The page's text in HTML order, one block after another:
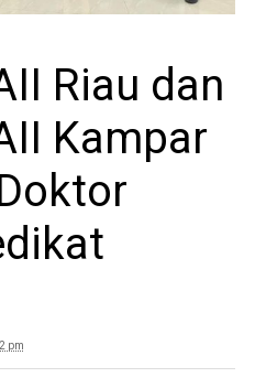
Riau dan
Kampar
pm